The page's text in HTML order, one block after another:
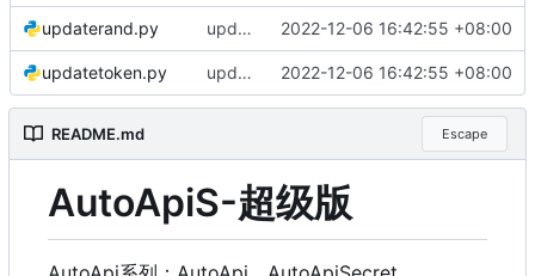
updaterand.py update e5api 2022-12-06 16:42:55 +08:00
updatetoken.py update e5api 2022-12-06 16:42:55 +08:00
README.md Escape
AutoApiS-超级版